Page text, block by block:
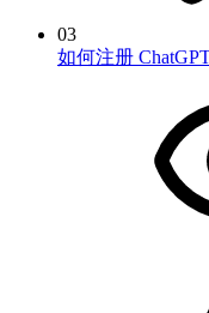
03
如何注册